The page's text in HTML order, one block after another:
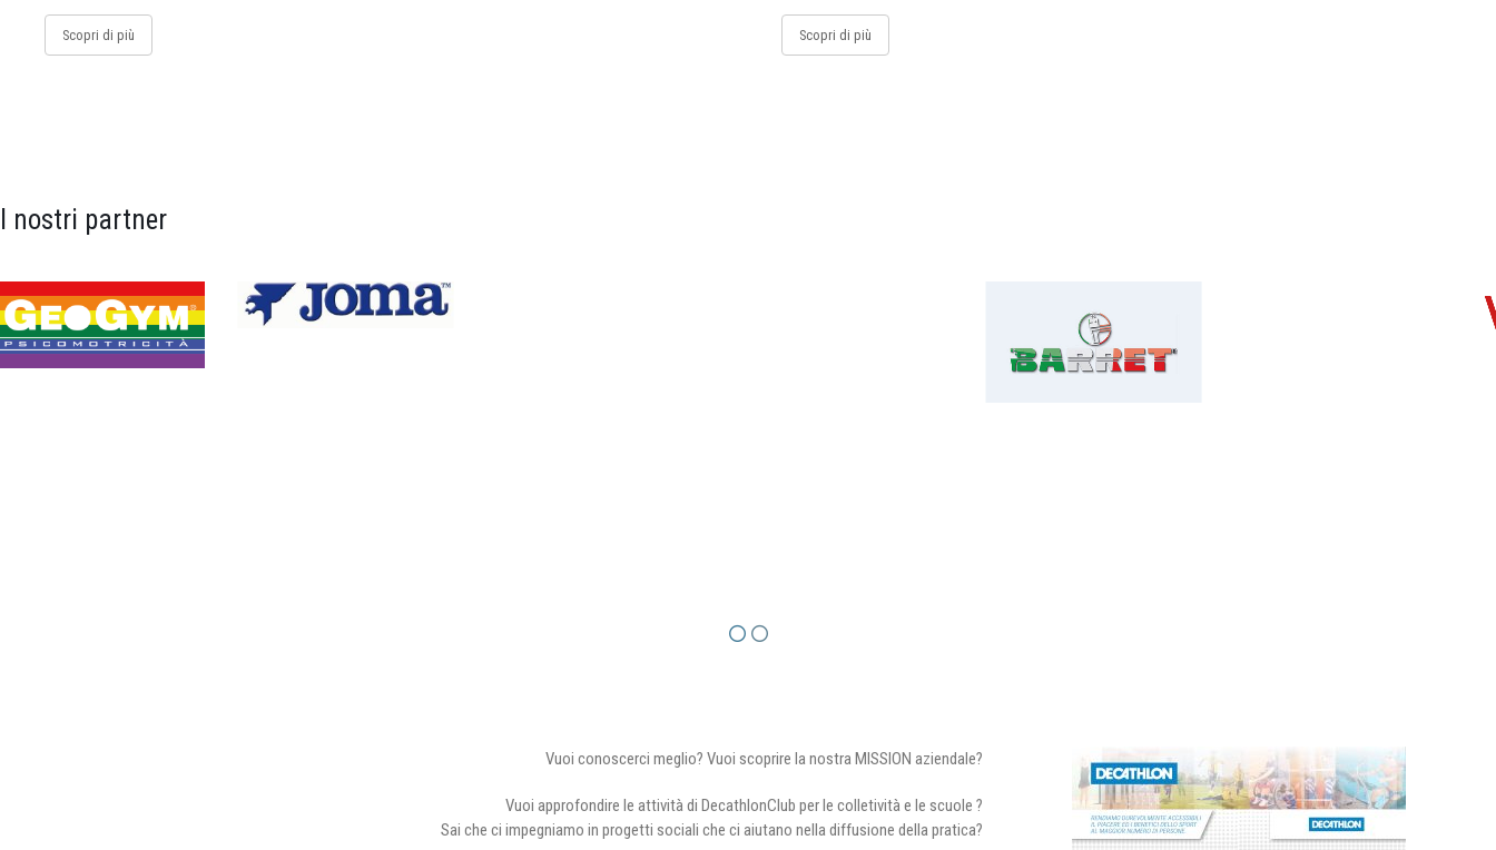
Scopri di più Scopri di più
I nostri partner
Vuoi conoscerci meglio? Vuoi scoprire la nostra MISSION aziendale?
Vuoi approfondire le attività di DecathlonClub per le colletività e le scuole ?
Sai che ci impegniamo in progetti sociali che ci aiutano nella diffusione della pratica?